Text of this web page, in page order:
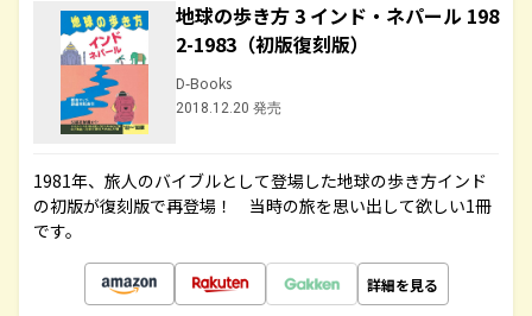
地球の歩き方 3 インド・ネパール 198
2-1983（初版復刻版）
D-Books
2018.12.20 発売
1981年、旅人のバイブルとして登場した地球の歩き方インド
の初版が復刻版で再登場！ 当時の旅を思い出して欲しい1冊
です。
詳細を見る